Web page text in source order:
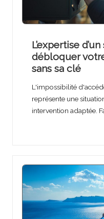
L’expertise
débloquer
sans sa clé
L'impossibilité
représente une
intervention adaptée.